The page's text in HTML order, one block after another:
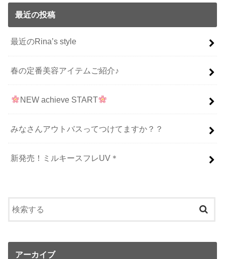
最近の投稿
最近のRina’s style
春の定番美容アイテムご紹介♪
NEW achieve START
みなさんアウトバスってつけてますか？？
新発売！ミルキースフレUV＊
アーカイブ